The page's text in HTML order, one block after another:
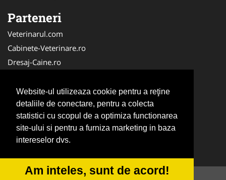
Website-ul utilizeaza cookie pentru a reţine
detaliile de conectare, pentru a colecta
statistici cu scopul de a optimiza functionarea
site-ului si pentru a furniza marketing in baza
intereselor dvs.
Am inteles, sunt de acord!
Parteneri
Veterinarul.com
Cabinete-Veterinare.ro
Dresaj-Caine.ro
Medic-Bun.com
SalonFrizerieCanina.com
DresajCaine.ro
NonStopDeschis.ro